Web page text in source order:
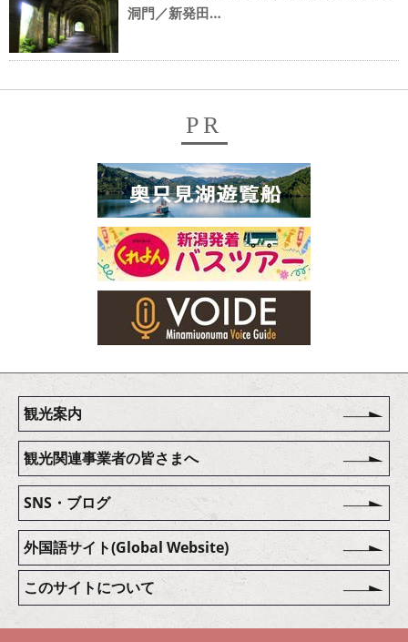
洞門／新発田…
PR
観光案内
観光関連事業者の皆さまへ
SNS・ブログ
外国語サイト(Global Website)
このサイトについて